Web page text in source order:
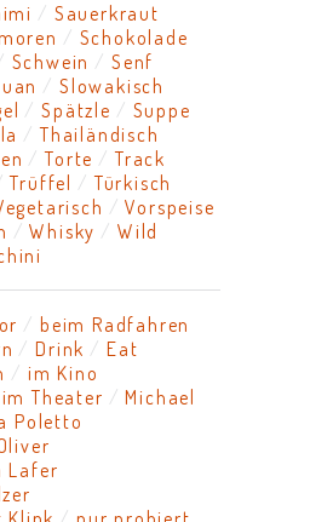
Sauerkraut
Schokolade
Schwein
Senf
Slowakisch
Spätzle
Suppe
Thailändisch
Torte
Track
Trüffel
Türkisch
Vorspeise
Whisky
Wild
beim Radfahren
Drink
Eat
im Kino
im Theater
Michael
Poletto
Lafer